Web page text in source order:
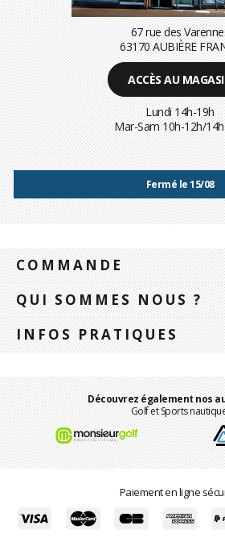
67 rue des
63170 AUBIÈRE
ACCÈS AU
Lundi 14h-19h
Mar-Sam 10h-12h/
Fermé le 15/08
COMMANDE
QUI SOMMES NOUS ?
INFOS PRATIQUES
Découvrez également nos
Golf et Sports
Paiement en ligne